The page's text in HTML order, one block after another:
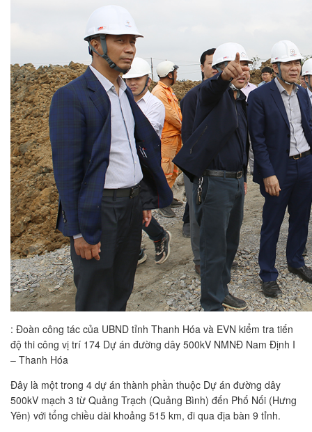
: Đoàn công tác của UBND tỉnh Thanh Hóa và EVN kiểm tra tiến
độ thi công vị trí 174 Dự án đường dây 500kV NMNĐ Nam Định I
– Thanh Hóa
Đây là một trong 4 dự án thành phần thuộc Dự án đường dây
500kV mạch 3 từ Quảng Trạch (Quảng Bình) đến Phố Nối (Hưng
Yên) với tổng chiều dài khoảng 515 km, đi qua địa bàn 9 tỉnh.